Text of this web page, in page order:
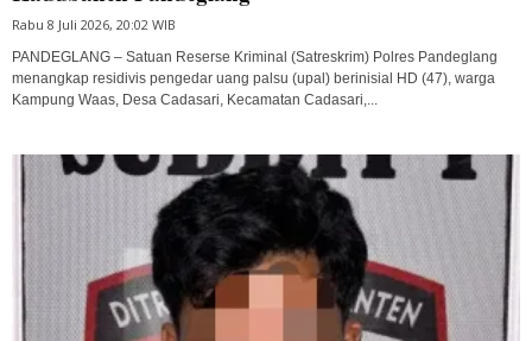
Rabu 8 Juli 2026, 20:02 WIB
PANDEGLANG – Satuan Reserse Kriminal (Satreskrim) Polres Pandeglang
menangkap residivis pengedar uang palsu (upal) berinisial HD (47), warga
Kampung Waas, Desa Cadasari, Kecamatan Cadasari,...